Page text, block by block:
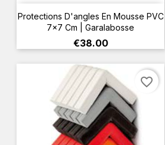
Protections D'angles En Mousse PVC
7×7 Cm | Garalabosse
Price
€38.00
favorite_border